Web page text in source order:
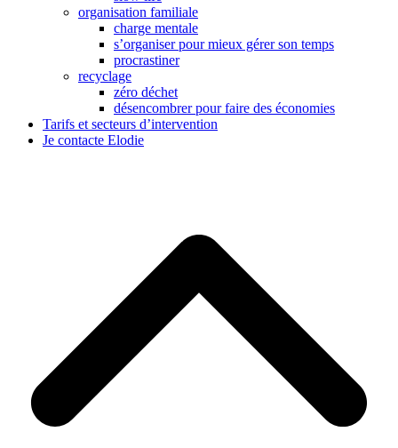
organisation familiale
charge mentale
s’organiser pour mieux gérer son temps
procrastiner
recyclage
zéro déchet
désencombrer pour faire des économies
Tarifs et secteurs d’intervention
Je contacte Elodie